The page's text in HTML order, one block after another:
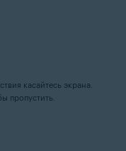
касайтесь экрана.
пропустить.